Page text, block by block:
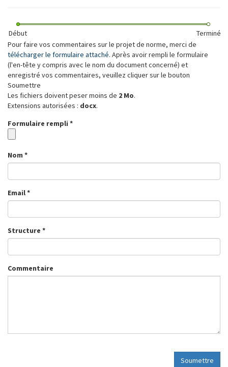
Début
Terminé
Pour faire vos commentaires sur le projet de norme, merci de
télécharger le formulaire attaché. Après avoir rempli le formulaire
(l'en-tête y compris avec le nom du document concerné) et
enregistré vos commentaires, veuillez cliquer sur le bouton
Soumettre
Les fichiers doivent peser moins de 2 Mo.
Extensions autorisées : docx.
Formulaire rempli *
Nom *
Email*
Structure *
Commentaire
Soumettre